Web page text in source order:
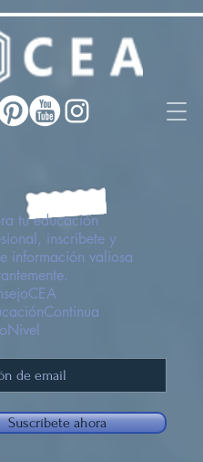
tu educación
inscribete y
información valiosa
Suscríbete ahora